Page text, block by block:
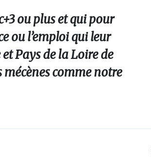
ou plus et qui pour
ou l’emploi qui leur
Pays de la Loire de
mécènes comme notre